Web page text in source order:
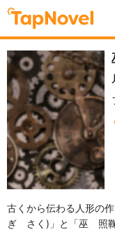
古くから伝わる人形の
ぎ さく)」と「巫 照